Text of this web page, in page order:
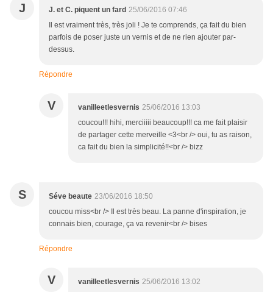
J J. et C. piquent un fard 25/06/2016 07:46
Il est vraiment très, très joli ! Je te comprends, ça fait du bien
parfois de poser juste un vernis et de ne rien ajouter par-
dessus.
Répondre
V vanilleetlesvernis 25/06/2016 13:03
coucou!!! hihi, merciiiii beaucoup!!! ca me fait plaisir
de partager cette merveille <3<br /> oui, tu as raison,
ca fait du bien la simplicité!!<br /> bizz
S Séve beaute 23/06/2016 18:50
coucou miss<br /> Il est très beau. La panne d'inspiration, je
connais bien, courage, ça va revenir<br /> bises
Répondre
V vanilleetlesvernis 25/06/2016 13:02